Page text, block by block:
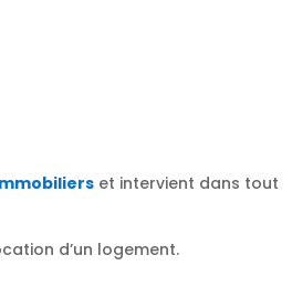
et intervient dans tout
d’un logement.